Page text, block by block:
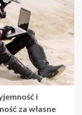
i
za własne